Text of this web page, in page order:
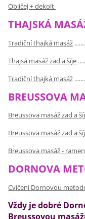
Obličej + dekolt
THAJSKÁ
Tradiční thajká masáž
Thajsá masáž zad a šíje
Tradiční thajká masáž
BREUSSOVA
Breussova masáž zad a
Breussova masáž zad a
Breussova masáž -
DORNOVA
Cvičení Dornovou
Vždy je dobré
Breussovou